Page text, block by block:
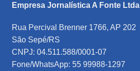
Empresa Jornalística A Fonte Ltda
Rua Percival Brenner 1766, AP 202
São Sepé/RS
CNPJ: 04.511.588/0001-07
Fone/WhatsApp: 55 99988-1297